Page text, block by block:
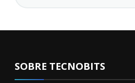
SOBRE TECNOBITS